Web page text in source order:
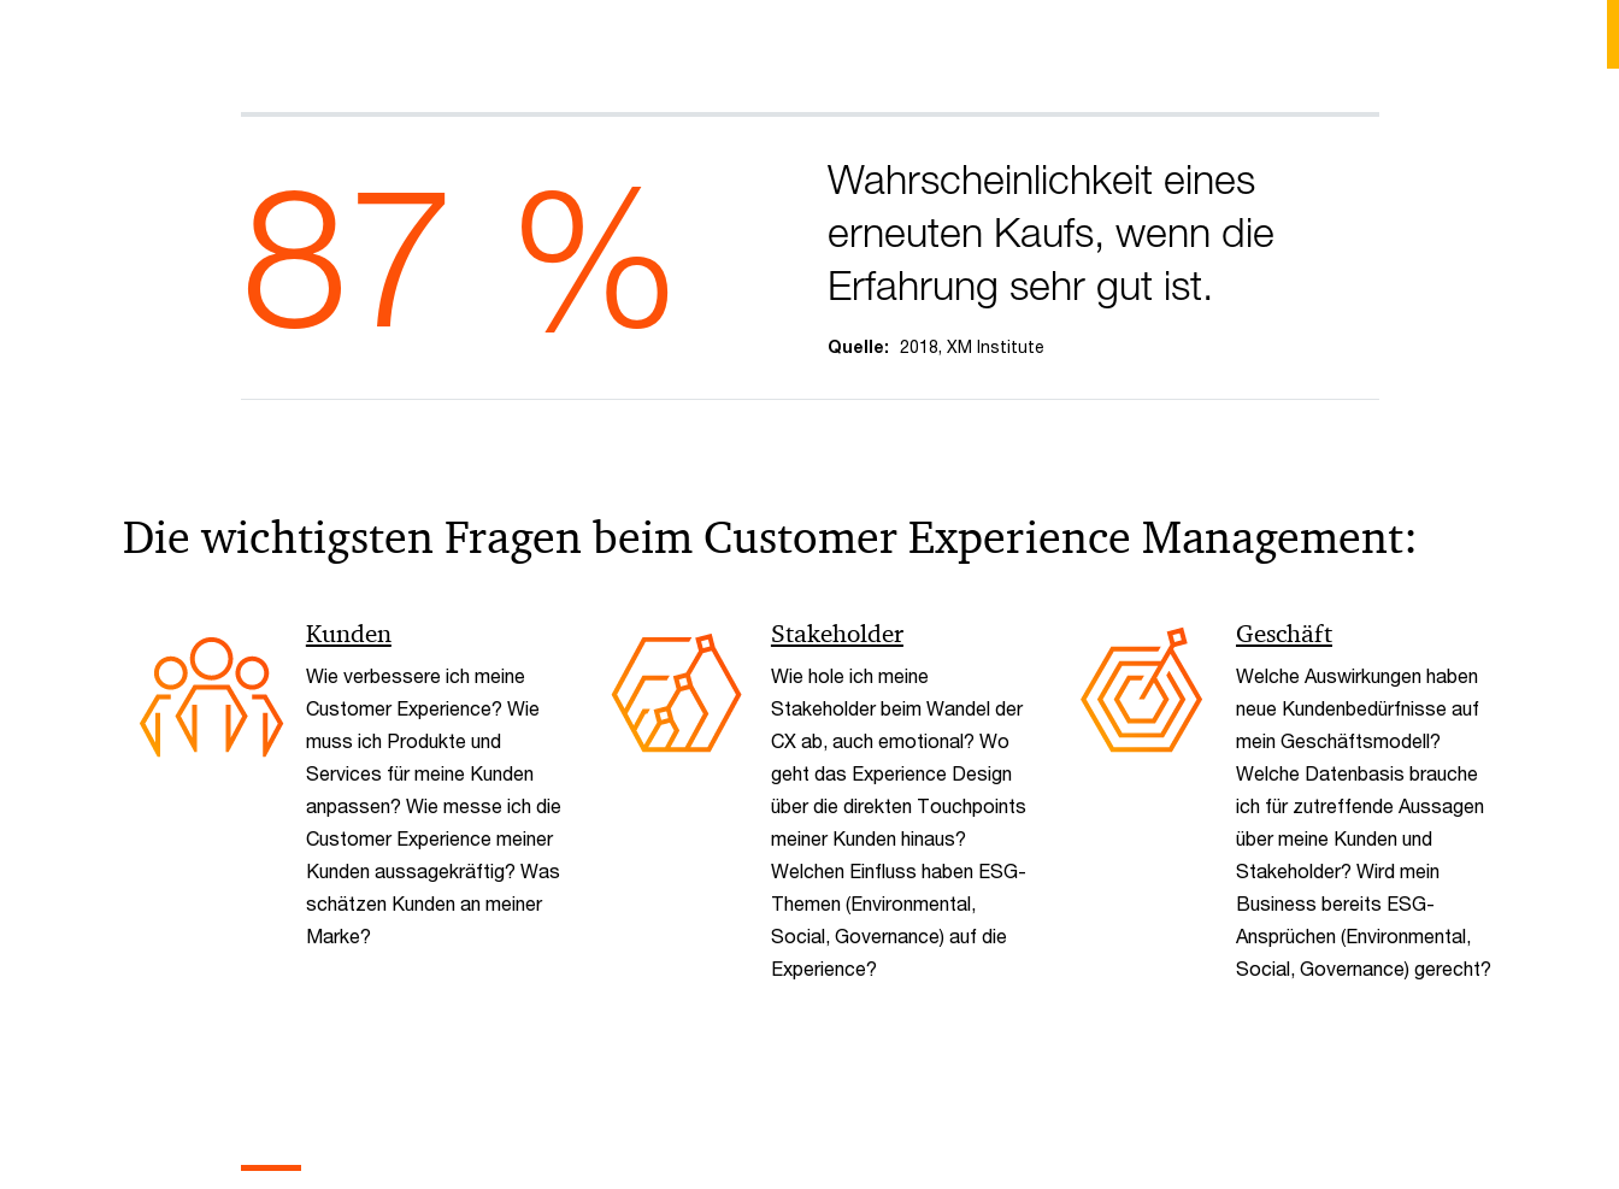
87 %
Wahrscheinlichkeit eines
erneuten Kaufs, wenn die
Erfahrung sehr gut ist.
Quelle: 2018, XM Institute
Die wichtigsten Fragen beim Customer Experience Management:
Kunden
Wie verbessere ich meine
Customer Experience? Wie
muss ich Produkte und
Services für meine Kunden
anpassen? Wie messe ich die
Customer Experience meiner
Kunden aussagekräftig? Was
schätzen Kunden an meiner
Marke?
Stakeholder
Wie hole ich meine
Stakeholder beim Wandel der
CX ab, auch emotional? Wo
geht das Experience Design
über die direkten Touchpoints
meiner Kunden hinaus?
Welchen Einfluss haben ESG-
Themen (Environmental,
Social, Governance) auf die
Experience?
Geschäft
Welche Auswirkungen haben
neue Kundenbedürfnisse auf
mein Geschäftsmodell?
Welche Datenbasis brauche
ich für zutreffende Aussagen
über meine Kunden und
Stakeholder? Wird mein
Business bereits ESG-
Ansprüchen (Environmental,
Social, Governance) gerecht?